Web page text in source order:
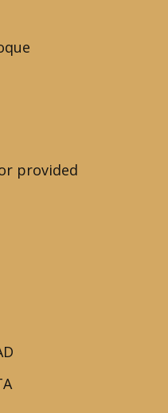
provided